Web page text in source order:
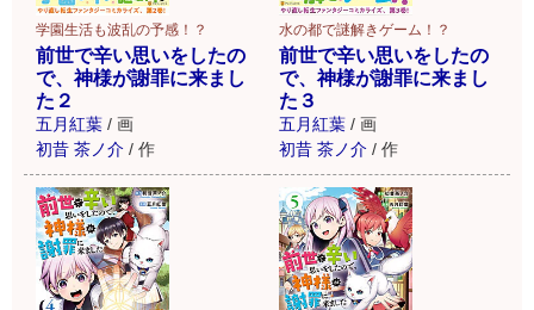
学園生活も波乱の予感！？
前世で辛い思いをしたの
で、神様が謝罪に来まし
た２
五月紅葉 / 画
初昔 茶ノ介 / 作
水の都で謎解きゲーム！？
前世で辛い思いをしたの
で、神様が謝罪に来まし
た３
五月紅葉 / 画
初昔 茶ノ介 / 作